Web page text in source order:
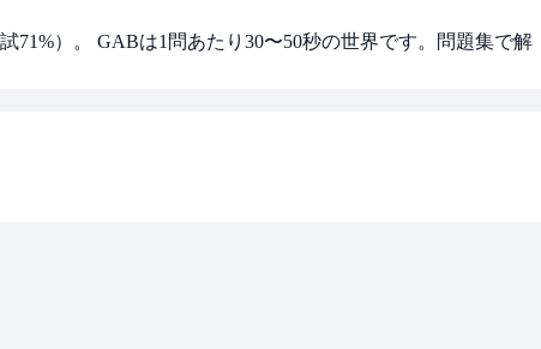
71%）。 GABは1問あたり30〜50秒の世界です。問題集で解